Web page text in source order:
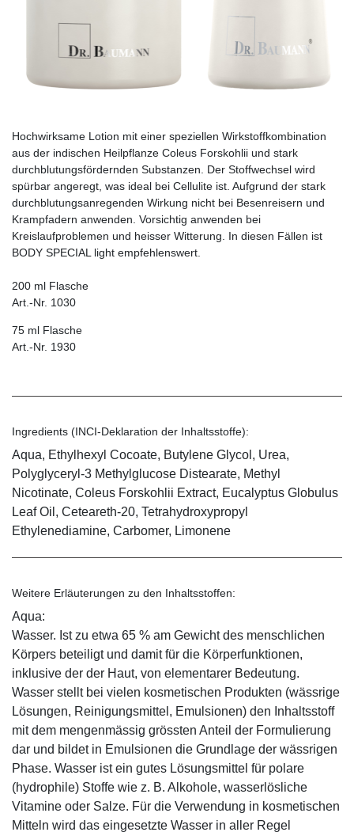
Hochwirksame Lotion mit einer speziellen Wirkstoffkombination
aus der indischen Heilpflanze Coleus Forskohlii und stark
durchblutungsfördernden Substanzen. Der Stoffwechsel wird
spürbar angeregt, was ideal bei Cellulite ist. Aufgrund der stark
durchblutungsanregenden Wirkung nicht bei Besenreisern und
Krampfadern anwenden. Vorsichtig anwenden bei
Kreislaufproblemen und heisser Witterung. In diesen Fällen ist
BODY SPECIAL light empfehlenswert.
200 ml Flasche
Art.-Nr. 1030
75 ml Flasche
Art.-Nr. 1930
Ingredients (INCI-Deklaration der Inhaltsstoffe):
Aqua, Ethylhexyl Cocoate, Butylene Glycol, Urea,
Polyglyceryl-3 Methylglucose Distearate, Methyl
Nicotinate, Coleus Forskohlii Extract, Eucalyptus Globulus
Leaf Oil, Ceteareth-20, Tetrahydroxypropyl
Ethylenediamine, Carbomer, Limonene
Weitere Erläuterungen zu den Inhaltsstoffen:
Aqua:
Wasser. Ist zu etwa 65 % am Gewicht des menschlichen
Körpers beteiligt und damit für die Körperfunktionen,
inklusive der der Haut, von elementarer Bedeutung.
Wasser stellt bei vielen kosmetischen Produkten (wässrige
Lösungen, Reinigungsmittel, Emulsionen) den Inhaltsstoff
mit dem mengenmässig grössten Anteil der Formulierung
dar und bildet in Emulsionen die Grundlage der wässrigen
Phase. Wasser ist ein gutes Lösungsmittel für polare
(hydrophile) Stoffe wie z. B. Alkohole, wasserlösliche
Vitamine oder Salze. Für die Verwendung in kosmetischen
Mitteln wird das eingesetzte Wasser in aller Regel